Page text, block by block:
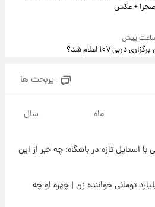
+ عکس
دربی ۱۰۷ اعلام شد؟
پربحث ها
ماه سال
تازه در باشگاه؛ چه خبر از این
زیبایی ۴۰ میلیارد تومانی خواننده زن | چهره او چه